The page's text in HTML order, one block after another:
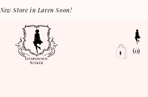
New Store in Laren Soon!
(0)